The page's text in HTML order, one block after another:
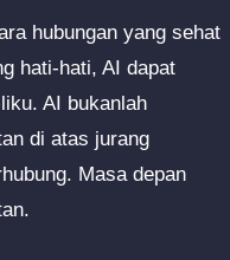
hubungan yang sehat
hati-hati, AI dapat
AI bukanlah
di atas jurang
Masa depan